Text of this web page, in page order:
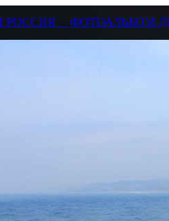
РОССИЯ ФОТОАЛЬБОМ